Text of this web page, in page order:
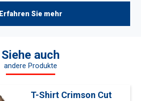
Erfahren Sie mehr
Siehe auch
andere Produkte
T-Shirt Crimson Cut